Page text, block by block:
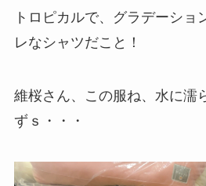
トロピカルで、グラデーショ
レなシャツだこと！
維桜さん、この服ね、水に濡
ずｓ・・・